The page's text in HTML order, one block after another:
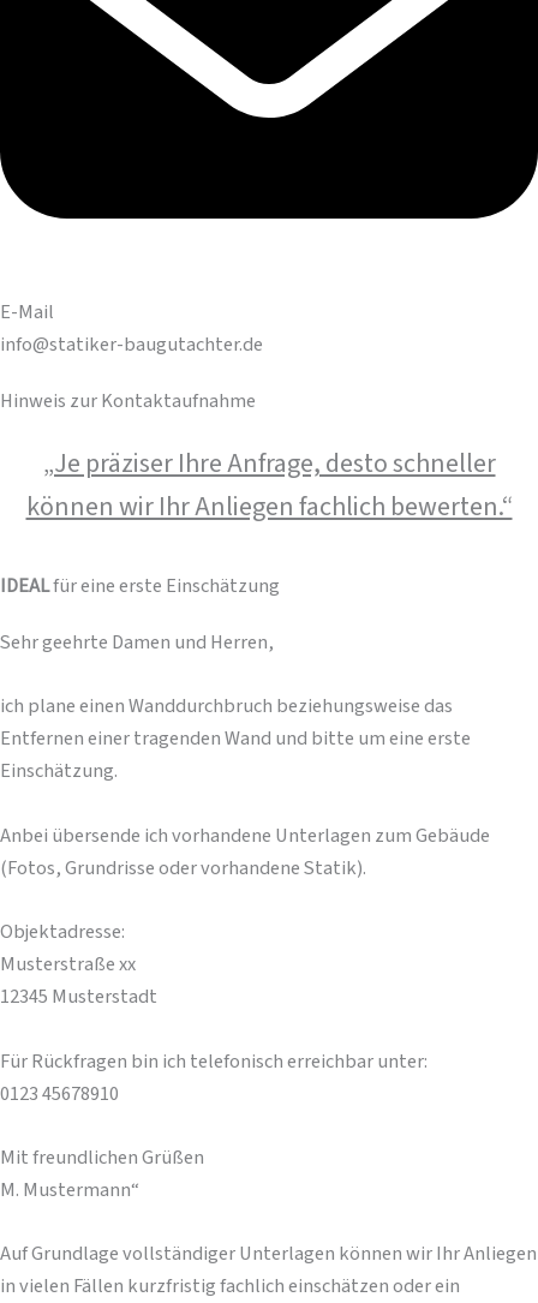
E-Mail
info@statiker-baugutachter.de
Hinweis zur Kontaktaufnahme
„Je präziser Ihre Anfrage, desto schneller
können wir Ihr Anliegen fachlich bewerten.“
IDEALfür eine erste Einschätzung
Sehr geehrte Damen und Herren,
ich plane einen Wanddurchbruch beziehungsweise das
Entfernen einer tragenden Wand und bitte um eine erste
Einschätzung.
Anbei übersende ich vorhandene Unterlagen zum Gebäude
(Fotos, Grundrisse oder vorhandene Statik).
Objektadresse:
Musterstraße xx
12345 Musterstadt
Für Rückfragen bin ich telefonisch erreichbar unter:
0123 45678910
Mit freundlichen Grüßen
M. Mustermann“
Auf Grundlage vollständiger Unterlagen können wir Ihr Anliegen
in vielen Fällen kurzfristig fachlich einschätzen oder ein